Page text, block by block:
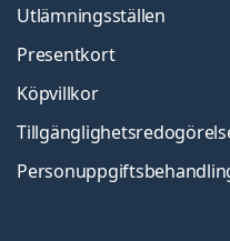
Utlämningsställen
Presentkort
Köpvillkor